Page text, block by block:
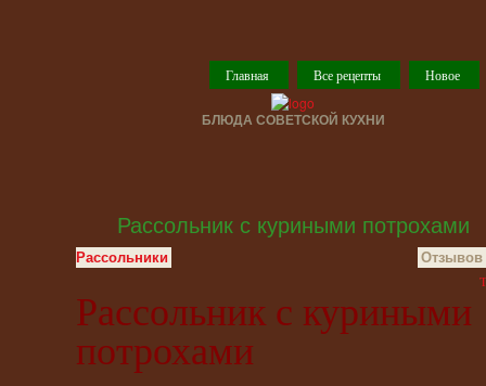
Главная Все рецепты Новое
БЛЮДА СОВЕТСКОЙ КУХНИ
Рассольник с куриными потрохами
Рассольники Отзывов
Рассольник с куриными
потрохами